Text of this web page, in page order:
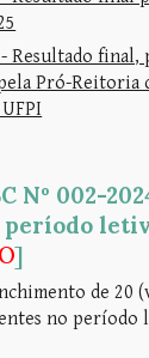
Resultado final,
Pró-Reitoria
Nº 002-
]
de 20
no período